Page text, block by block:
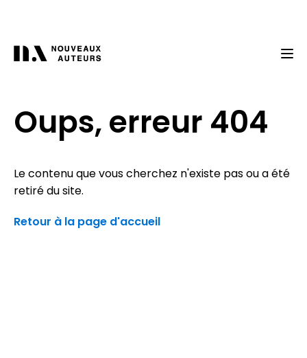
Oups, erreur 404
Le contenu que vous cherchez n'existe pas ou a été
retiré du site.
Retour à la page d'accueil